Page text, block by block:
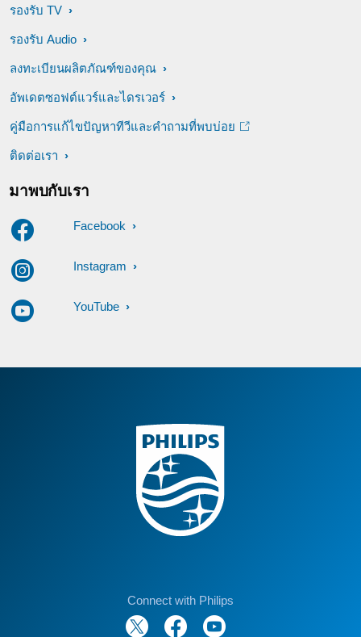
รองรับ TV
รองรับ Audio
ลงทะเบียนผลิตภัณฑ์ของคุณ
อัพเดตซอฟต์แวร์และไดรเวอร์
คู่มือการแก้ไขปัญหาทีวีและคำถามที่พบบ่อย
ติดต่อเรา
มาพบกับเรา
Facebook
Instagram
YouTube
Connect with Philips